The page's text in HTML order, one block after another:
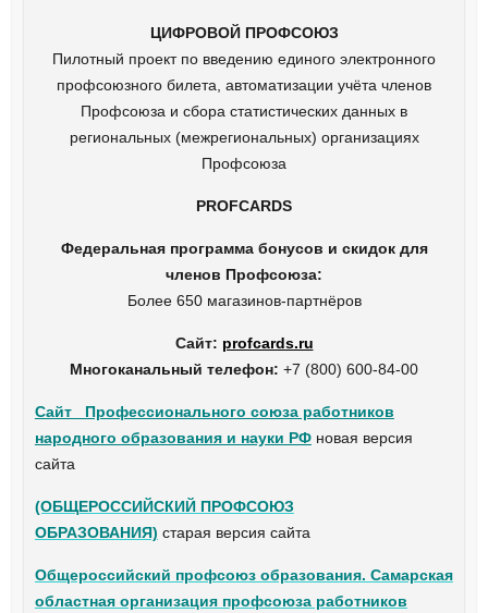
ЦИФРОВОЙ ПРОФСОЮЗ
Пилотный проект по введению единого электронного
профсоюзного билета, автоматизации учёта членов
Профсоюза и сбора статистических данных в
региональных (межрегиональных) организациях
Профсоюза
PROFCARDS
Федеральная программа бонусов и скидок для
членов Профсоюза:
Более 650 магазинов-партнёров
Сайт: profcards.ru
Многоканальный телефон: +7 (800) 600-84-00
Сайт Профессионального союза работников
народного образования и науки РФ новая версия
сайта
(ОБЩЕРОССИЙСКИЙ ПРОФСОЮЗ
ОБРАЗОВАНИЯ) старая версия сайта
Общероссийский профсоюз образования. Самарская
областная организация профсоюза работников